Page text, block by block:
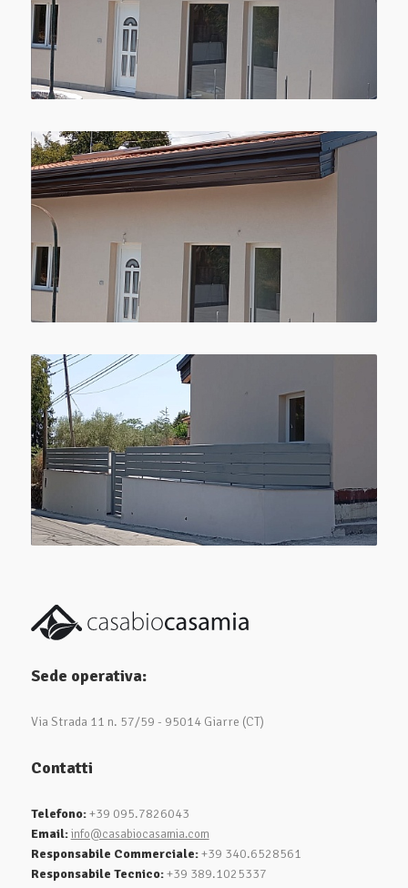
Sede operativa:
Via Strada 11 n. 57/59 - 95014 Giarre (CT)
Contatti
Telefono:+39 095.7826043
Email: info@casabiocasamia.com
Responsabile Commerciale:+39 340.6528561
Responsabile Tecnico:+39 389.1025337